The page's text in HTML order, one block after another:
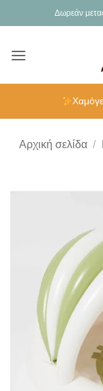
στο
Δωρεάν
Αρχική σελίδα /